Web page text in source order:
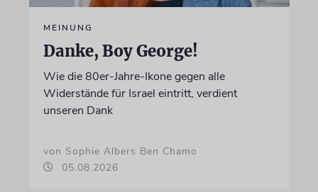
MEINUNG
Danke, Boy George!
Wie die 80er-Jahre-Ikone gegen alle
Widerstände für Israel eintritt, verdient
unseren Dank
von Sophie Albers Ben Chamo
05.08.2026